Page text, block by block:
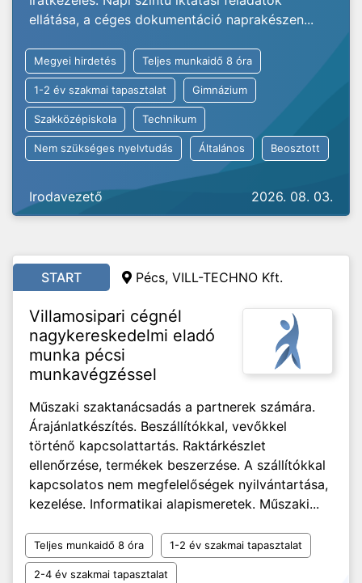
ellátása, a céges dokumentáció naprakészen...
Megyei hirdetés Teljes munkaidő 8 óra
1-2 év szakmai tapasztalat Gimnázium
Szakközépiskola Technikum
Nem szükséges nyelvtudás Általános Beosztott
Irodavezető 2026. 08. 03.
START Pécs, VILL-TECHNO Kft.
Villamosipari cégnél
nagykereskedelmi eladó
munka pécsi
munkavégzéssel
Műszaki szaktanácsadás a partnerek számára.
Árajánlatkészítés. Beszállítókkal, vevőkkel
történő kapcsolattartás. Raktárkészlet
ellenőrzése, termékek beszerzése. A szállítókkal
kapcsolatos nem megfelelőségek nyilvántartása,
kezelése. Informatikai alapismeretek. Műszaki...
Teljes munkaidő 8 óra 1-2 év szakmai tapasztalat
2-4 év szakmai tapasztalat